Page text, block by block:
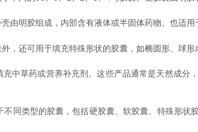
明胶组成，内部含有液体或半固体药物。也适用
还可用于填充特殊形状的胶囊，如椭圆形、球形
草药或营养补充剂。这些产品通常是天然成分
不同类型的胶囊，包括硬胶囊、软胶囊、特殊形状